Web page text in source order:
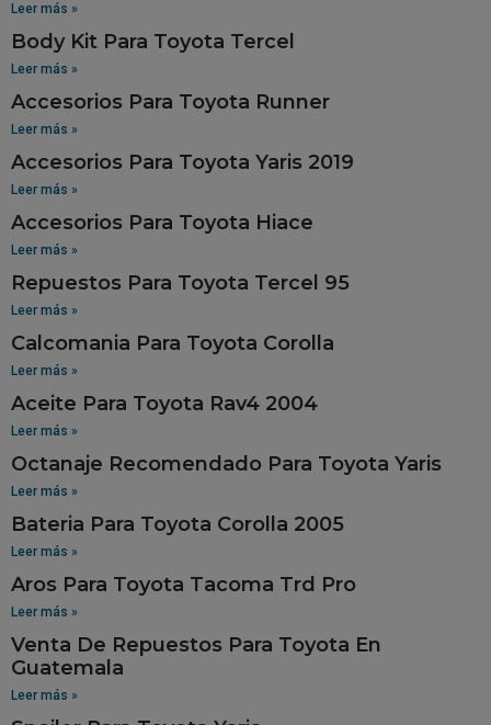
Leer más »
Body Kit Para Toyota Tercel
Leer más »
Accesorios Para Toyota Runner
Leer más »
Accesorios Para Toyota Yaris 2019
Leer más »
Accesorios Para Toyota Hiace
Leer más »
Repuestos Para Toyota Tercel 95
Leer más »
Calcomania Para Toyota Corolla
Leer más »
Aceite Para Toyota Rav4 2004
Leer más »
Octanaje Recomendado Para Toyota Yaris
Leer más »
Bateria Para Toyota Corolla 2005
Leer más »
Aros Para Toyota Tacoma Trd Pro
Leer más »
Venta De Repuestos Para Toyota En
Guatemala
Leer más »